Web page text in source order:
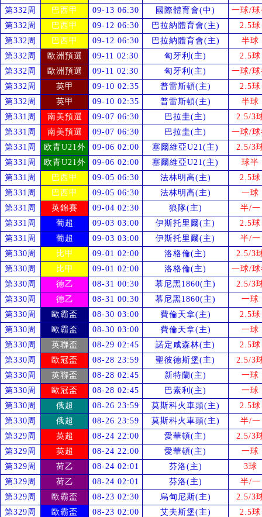
第332周
巴西甲 09-13 06:30 國際體育會(中)
一球/球
第332周
巴西甲 09-12 06:30 巴拉納體育會(主)
2.5球
第332周
巴西甲 09-12 06:30 巴拉納體育會(主)
半球
第332周
歐洲預選 09-11 02:30 匈牙利(主)
2.5球
第332周
歐洲預選 09-11 02:30 匈牙利(主)
一球/球
第332周
英甲 09-10 02:35 普雷斯頓(主)
2.5球
第332周
英甲 09-10 02:35 普雷斯頓(主)
半球
第331周
南美預選 09-07 06:30 巴拉圭(主)
2.5/3
第331周
南美預選 09-07 06:30 巴拉圭(主)
一球/球
第331周
欧青U21外 09-06 02:00 塞爾維亞U21(主)
2.5/3
第331周
欧青U21外 09-06 02:00 塞爾維亞U21(主)
球半
第331周
巴西甲 09-05 06:30 法林明高(主)
2.5球
第331周
巴西甲 09-05 06:30 法林明高(主)
一球
第331周
英錦賽 09-04 02:30 狼隊(主)
半/一
第331周
葡超 09-03 03:00 伊斯托里爾(主)
2.5球
第331周
葡超 09-03 03:00 伊斯托里爾(主)
半/一
第330周
比甲 09-01 02:00 洛格倫(主)
2.5/3
第330周
比甲 09-01 02:00 洛格倫(主)
一球/球
第330周
德乙 08-31 00:30 慕尼黑1860(主)
2.5/3
第330周
德乙 08-31 00:30 慕尼黑1860(主)
一球
第330周
歐霸盃 08-30 03:00 費倫天拿(主)
2.5球
第330周
歐霸盃 08-30 03:00 費倫天拿(主)
一球
第330周
英聯盃 08-29 02:45 諾定咸森林(主)
2.5球
第330周
歐冠盃 08-28 23:59 聖彼德斯堡(主)
2.5/3
第330周
英聯盃 08-28 02:45 新特蘭(主)
一球
第330周
歐冠盃 08-28 02:45 巴素利(主)
一球
第330周
俄超 08-26 23:59 莫斯科火車頭(主)
2.5球
第330周
俄超 08-26 23:59 莫斯科火車頭(主)
半/一
第329周
英超 08-24 22:00 愛華頓(主)
2.5/3
第329周
英超 08-24 22:00 愛華頓(主)
一球
第329周
荷乙 08-24 02:01 芬洛(主)
3球
第329周
荷乙 08-24 02:01 芬洛(主)
半/一
第329周
歐霸盃 08-23 02:30 烏甸尼斯(主)
2.5/3
第329周
歐霸盃 08-23 02:00 艾夫斯堡(主)
2.5球